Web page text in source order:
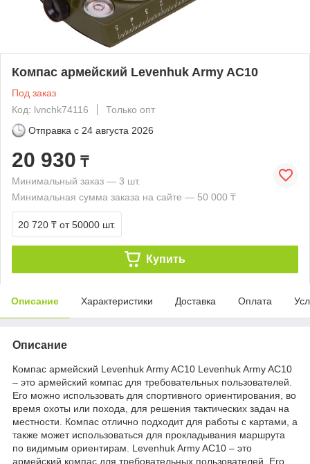
Компас армейский Levenhuk Army AC10
Под заказ
Код: lvnchk74116
Только опт
Отправка с 24 августа 2026
20 930 ₸
Минимальный заказ — 3 шт.
Минимальная сумма заказа на сайте — 50 000 ₸
20 720 ₸ от 50000 шт.
Купить
Описание Характеристики Доставка Оплата
Описание
Компас армейский Levenhuk Army AC10 Levenhuk Army AC10
– это армейский компас для требовательных пользователей.
Его можно использовать для спортивного ориентирования, во
время охоты или похода, для решения тактических задач на
местности. Компас отлично подходит для работы с картами, а
также может использоваться для прокладывания маршрута
по видимым ориентирам. Levenhuk Army AC10 – это
армейский компас для требовательных пользователей. Его